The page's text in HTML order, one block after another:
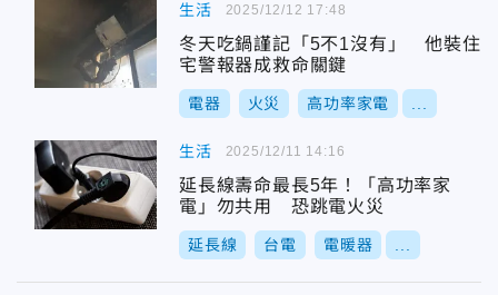
生活
冬天吃鍋謹記「5不1沒有」 他裝住
宅警報器成救命關鍵
電器 火災 高功率家電
2025/12/12 17:48
生活
延長線壽命最長5年！「高功率家
電」勿共用 恐跳電火災
延長線 台電 電暖器
2025/12/11 14:16